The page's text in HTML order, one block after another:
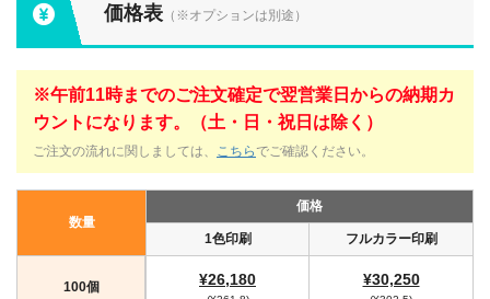
価格表 （※オプションは別途）
※午前11時までのご注文確定で翌営業日からの納期カ
ウントになります。（土・日・祝日は除く）
ご注文の流れに関しましては、 こちら でご確認ください。
数量
価格
1色印刷 フルカラー印刷
100個 ¥26,180 ¥30,250